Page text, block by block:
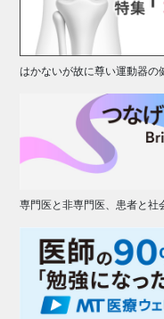
はかないが故に尊い運動器の
専門医と非専門医、患者と社